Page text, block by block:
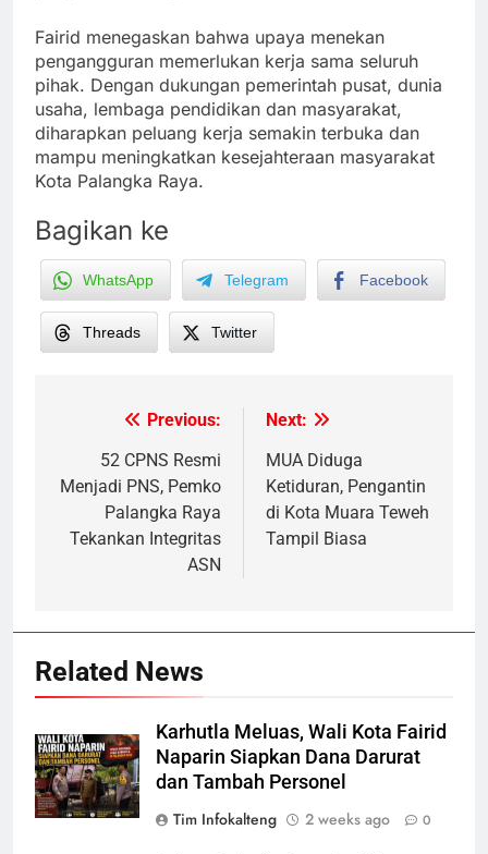
Fairid menegaskan bahwa upaya menekan
pengangguran memerlukan kerja sama seluruh
pihak. Dengan dukungan pemerintah pusat, dunia
usaha, lembaga pendidikan dan masyarakat,
diharapkan peluang kerja semakin terbuka dan
mampu meningkatkan kesejahteraan masyarakat
Kota Palangka Raya.
Bagikan ke
WhatsApp Telegram Facebook
Threads Twitter
navigation
Previous:
52 CPNS Resmi
Menjadi PNS, Pemko
Palangka Raya
Tekankan Integritas
ASN
Next:
MUA Diduga
Ketiduran, Pengantin
di Kota Muara Teweh
Tampil Biasa
Related News
Karhutla Meluas, Wali Kota Fairid
Naparin Siapkan Dana Darurat
dan Tambah Personel
Tim Infokalteng
2 weeks ago 0